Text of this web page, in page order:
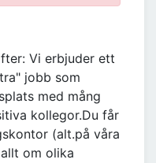
Vi erbjuder ett
jobb som
med mång
kollegor.Du får
(alt.på våra
om olika